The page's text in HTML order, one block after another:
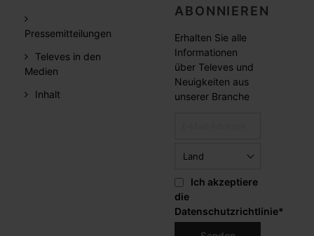
Pressemitteilungen
Televes in den
Medien
Inhalt
ABONNIEREN
Erhalten Sie alle
Informationen
über Televes und
Neuigkeiten aus
unserer Branche
Ich akzeptiere
die
Datenschutzrichtlinie*